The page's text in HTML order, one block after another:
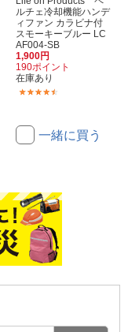
ルチェ冷却機能ハンデ
ィファン カラビナ付
スモーキーブルー LC
AF004-SB
1,900円
190ポイント
在庫あり
一緒に買う